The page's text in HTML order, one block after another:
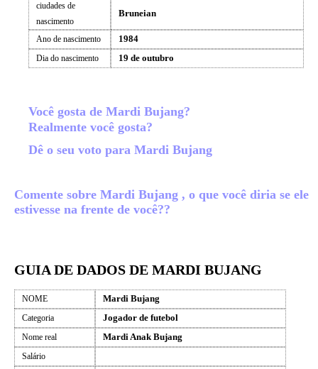
ciudades de
nascimento
Bruneian
Ano de nascimento 1984
Dia do nascimento 19 de outubro
Você gosta de Mardi Bujang?
Realmente você gosta?
Dê o seu voto para Mardi Bujang
Comente sobre Mardi Bujang , o que você diria se ele
estivesse na frente de você??
GUIA DE DADOS DE MARDI BUJANG
NOME Mardi Bujang
Categoria Jogador de futebol
Nome real Mardi Anak Bujang
Salário